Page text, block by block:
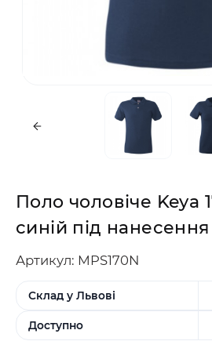
Поло чоловіче Keya
синій під
Артикул: MPS170N
Склад у Львові
Доступно